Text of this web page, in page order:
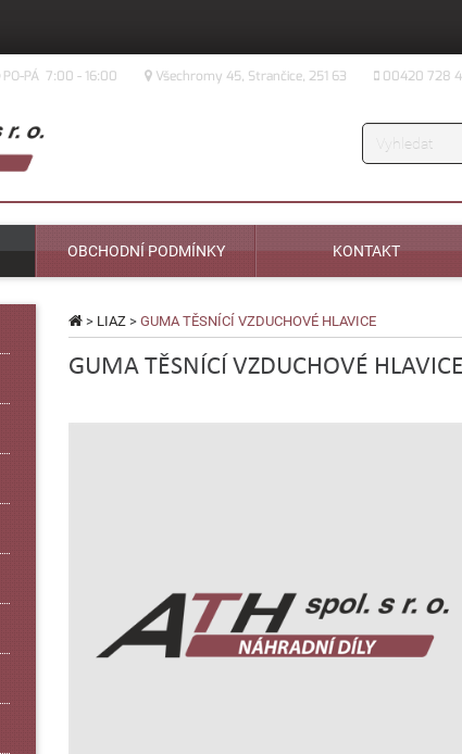
PO-PÁ 7:00 - 16:00 Všechromy 45, Strančice, 251 63 00420 728
Vyhledávání
OBCHODNÍ PODMÍNKY KONTAKT
> LIAZ > GUMA TĚSNÍCÍ VZDUCHOVÉ HLAVICE
GUMA TĚSNÍCÍ VZDUCHOVÉ HLAVICE